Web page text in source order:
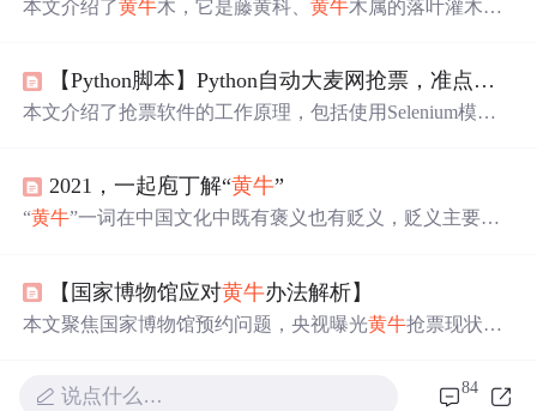
本文介绍了黄牛木，它是藤黄科、黄牛木属的落叶灌木或
及生长习性，如耐干旱、喜光等。此外，介绍了其观赏和
药用价值。
【Python脚本】Python自动大麦网抢票，准点原价秒杀演唱会门票，拒绝
本文介绍了抢票软件的工作原理，包括使用Selenium模拟
醒用户抢票软件并非万能，并提供了简单的PythonSelenium
示例代码。,
2021，一起庖丁解“黄牛”
“黄牛”一词在中国文化中既有褒义也有贬义，贬义主要指
给端安全与渠道管控，以及引导专业化购买服务，可能是
更有效的治理策略。同时，立法与社会联合打击也是关
【国家博物馆应对黄牛办法解析】
本文聚焦国家博物馆预约问题，央视曝光黄牛抢票现状，
现有应对机制效能有限，提出采用设备指纹结合AI特征
说点什么… 84